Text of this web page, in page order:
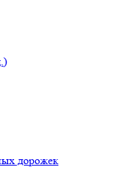
дорожек